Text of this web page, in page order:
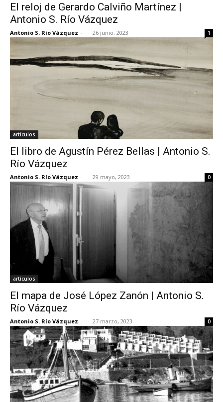
El reloj de Gerardo Calviño Martínez |
Antonio S. Río Vázquez
Antonio S. Río Vázquez - 26 junio, 2023 1
artículos
El libro de Agustín Pérez Bellas | Antonio S.
Río Vázquez
Antonio S. Río Vázquez - 29 mayo, 2023 0
artículos
El mapa de José López Zanón | Antonio S.
Río Vázquez
Antonio S. Río Vázquez - 27 marzo, 2023 0